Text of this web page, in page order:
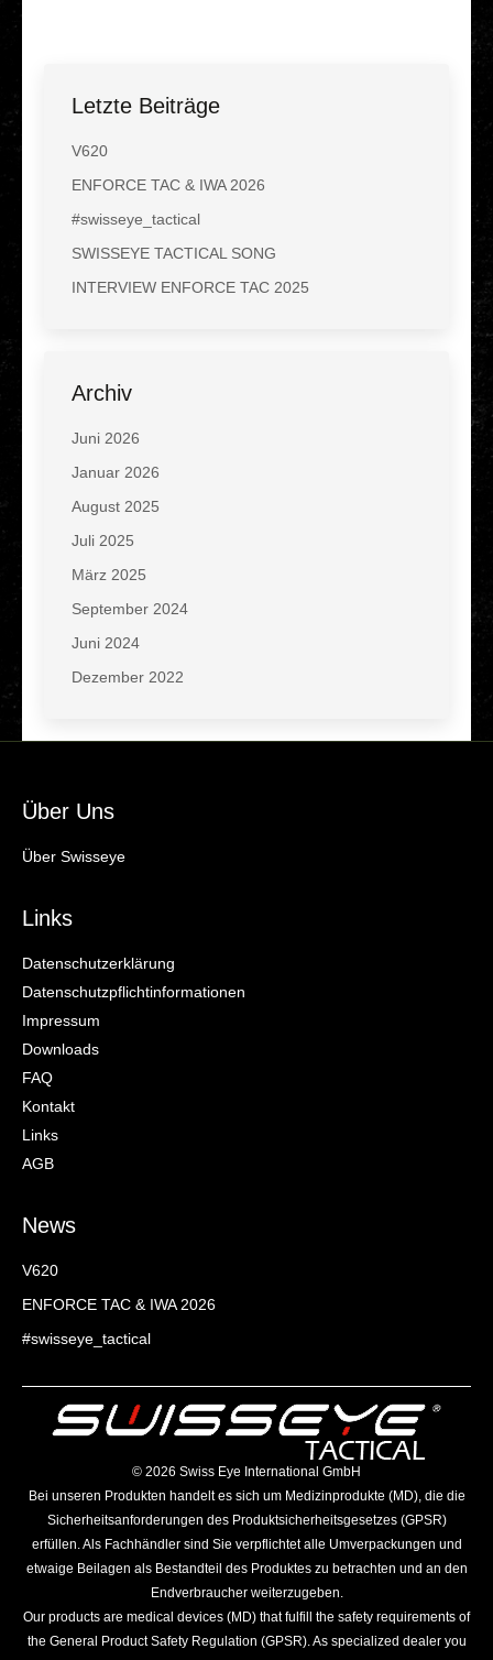
Letzte Beiträge
V620
ENFORCE TAC & IWA 2026
#swisseye_tactical
SWISSEYE TACTICAL SONG
INTERVIEW ENFORCE TAC 2025
Archiv
Juni 2026
Januar 2026
August 2025
Juli 2025
März 2025
September 2024
Juni 2024
Dezember 2022
Über Uns
Über Swisseye
Links
Datenschutzerklärung
Datenschutzpflichtinformationen
Impressum
Downloads
FAQ
Kontakt
Links
AGB
News
V620
ENFORCE TAC & IWA 2026
#swisseye_tactical
©️ 2026 Swiss Eye International GmbH
Bei unseren Produkten handelt es sich um Medizinprodukte (MD), die die
Sicherheitsanforderungen des Produktsicherheitsgesetzes (GPSR)
erfüllen. Als Fachhändler sind Sie verpflichtet alle Umverpackungen und
etwaige Beilagen als Bestandteil des Produktes zu betrachten und an den
Endverbraucher weiterzugeben.
Our products are medical devices (MD) that fulfill the safety requirements of
the General Product Safety Regulation (GPSR). As specialized dealer you